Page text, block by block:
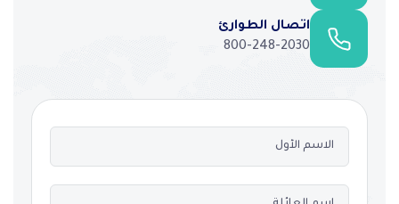
اتصال الطوارئ
800-248-2030